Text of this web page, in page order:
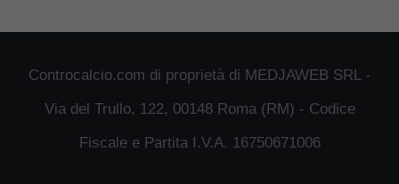
Controcalcio.com di proprietà di MEDJAWEB SRL -
Via del Trullo, 122, 00148 Roma (RM) - Codice
Fiscale e Partita I.V.A. 16750671006